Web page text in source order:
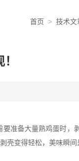
首页 > 技术文
准备大量熟鸡蛋时，
壳变得轻松，美味瞬间